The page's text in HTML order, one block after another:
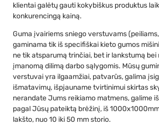
klientai galėtų gauti kokybiškus produktus
konkurencingą kainą.
Guma įvairiems sniego verstuvams
gaminama tik iš specifiškai kieto gumos
ne tik atsparumą trinčiai, bet ir lankstumą bei
įmanomą dilimą darbo sąlygomis. Mūsų
verstuvai yra ilgaamžiai, patvarūs, galima
išmatavimų, išpjauname tvirtinimui skirtas
nerandate Jums reikiamo matmens, galime
pagal Jūsų pateiktą brėžinį, iš
lakšto, nuo 10 iki 50 mm storio.